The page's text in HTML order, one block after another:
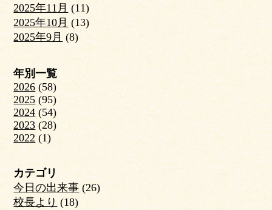
2025年11月 (11)
2025年10月 (13)
2025年9月 (8)
年別一覧
2026 (58)
2025 (95)
2024 (54)
2023 (28)
2022 (1)
カテゴリ
今日の出来事 (26)
校長より (18)